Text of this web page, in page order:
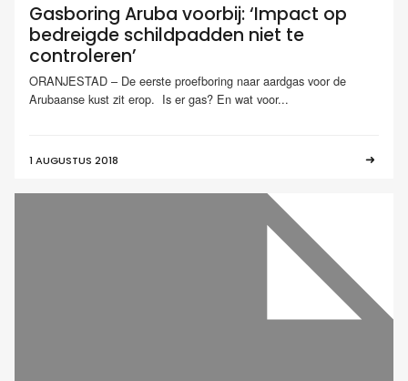
Gasboring Aruba voorbij: ‘Impact op
bedreigde schildpadden niet te
controleren’
ORANJESTAD – De eerste proefboring naar aardgas voor de
Arubaanse kust zit erop. Is er gas? En wat voor...
1 AUGUSTUS 2018